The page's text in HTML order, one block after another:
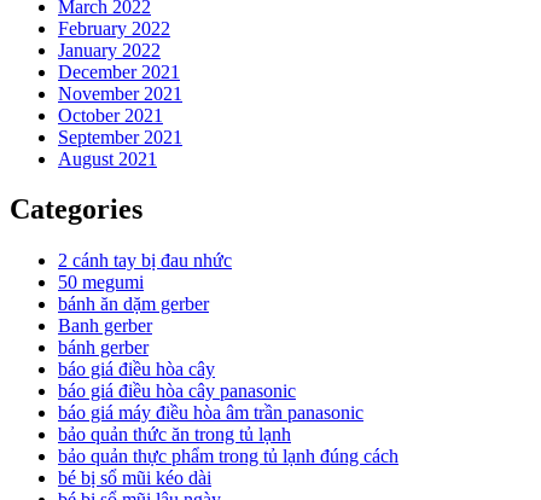
March 2022
February 2022
January 2022
December 2021
November 2021
October 2021
September 2021
August 2021
Categories
2 cánh tay bị đau nhức
50 megumi
bánh ăn dặm gerber
Banh gerber
bánh gerber
báo giá điều hòa cây
báo giá điều hòa cây panasonic
báo giá máy điều hòa âm trần panasonic
bảo quản thức ăn trong tủ lạnh
bảo quản thực phẩm trong tủ lạnh đúng cách
bé bị sổ mũi kéo dài